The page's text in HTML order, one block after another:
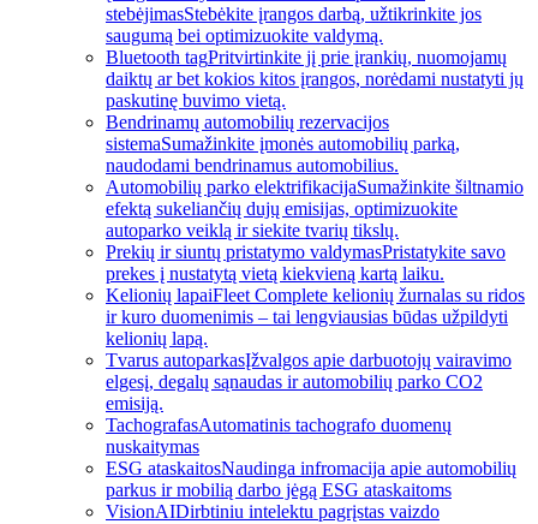
stebėjimasStebėkite įrangos darbą, užtikrinkite jos
saugumą bei optimizuokite valdymą.
Bluetooth tagPritvirtinkite jį prie įrankių, nuomojamų
daiktų ar bet kokios kitos įrangos, norėdami nustatyti jų
paskutinę buvimo vietą.
Bendrinamų automobilių rezervacijos
sistemaSumažinkite įmonės automobilių parką,
naudodami bendrinamus automobilius.
Automobilių parko elektrifikacijaSumažinkite šiltnamio
efektą sukeliančių dujų emisijas, optimizuokite
autoparko veiklą ir siekite tvarių tikslų.
Prekių ir siuntų pristatymo valdymasPristatykite savo
prekes į nustatytą vietą kiekvieną kartą laiku.
Kelionių lapaiFleet Complete kelionių žurnalas su ridos
ir kuro duomenimis – tai lengviausias būdas užpildyti
kelionių lapą.
Tvarus autoparkasĮžvalgos apie darbuotojų vairavimo
elgesį, degalų sąnaudas ir automobilių parko CO2
emisiją.
TachografasAutomatinis tachografo duomenų
nuskaitymas
ESG ataskaitosNaudinga infromacija apie automobilių
parkus ir mobilią darbo jėgą ESG ataskaitoms
VisionAIDirbtiniu intelektu pagrįstas vaizdo